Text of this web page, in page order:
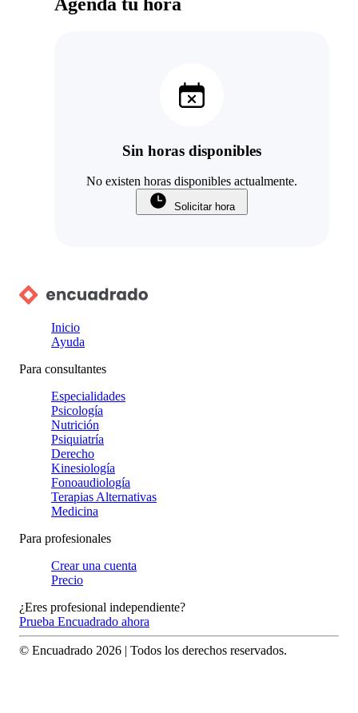
Sin horas disponibles
No existen horas disponibles actualmente.
Solicitar hora
Inicio
Ayuda
Para consultantes
Especialidades
Psicología
Nutrición
Psiquiatría
Derecho
Kinesiología
Fonoaudiología
Terapias Alternativas
Medicina
Para profesionales
Crear una cuenta
Precio
¿Eres profesional independiente?
Prueba Encuadrado ahora
© Encuadrado 2026 | Todos los derechos reservados.